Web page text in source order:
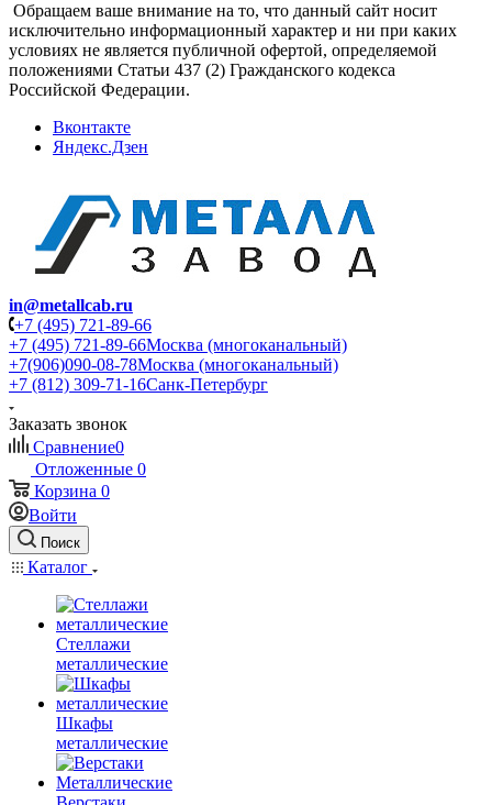
Обращаем ваше внимание на то, что данный сайт носит
исключительно информационный характер и ни при каких
условиях не является публичной офертой, определяемой
положениями Статьи 437 (2) Гражданского кодекса
Российской Федерации.
Вконтакте
Яндекс.Дзен
in@metallcab.ru
+7 (495) 721-89-66
+7 (495) 721-89-66Москва (многоканальный)
+7(906)090-08-78Москва (многоканальный)
+7 (812) 309-71-16Санк-Петербург
Заказать звонок
Сравнение0
Отложенные 0
Корзина 0
Войти
Поиск
Каталог
Стеллажи
металлические
Шкафы
металлические